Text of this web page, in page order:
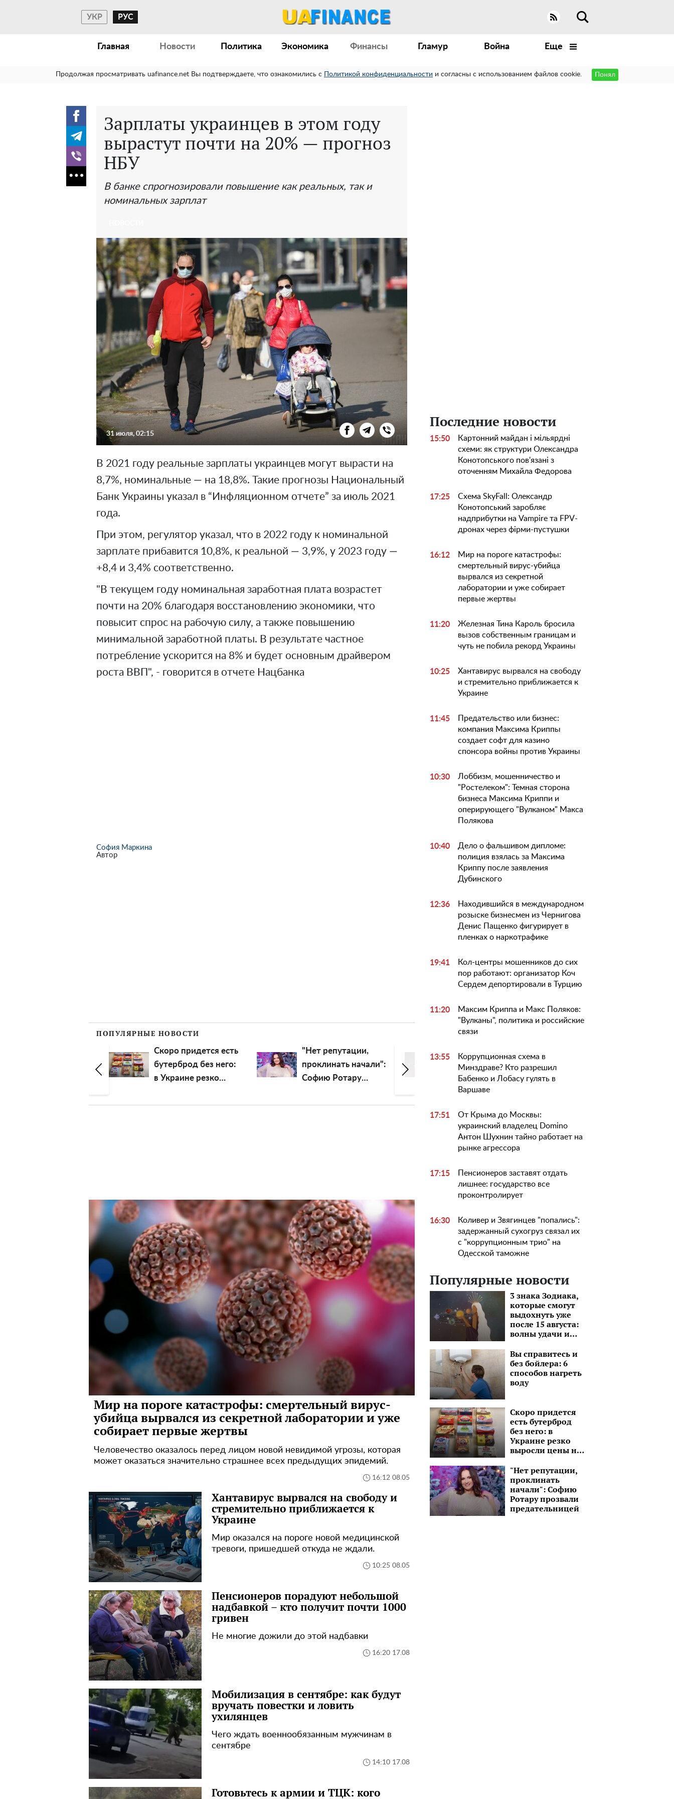
УКР РУС
Главная Новости Политика Экономика Финансы Гламур Война Еще
Продолжая просматривать uafinance.net Вы подтверждаете, что ознакомились с Политикой конфиденциальности и согласны с использованием файлов cookie. Понял
Зарплаты украинцев в этом году
вырастут почти на 20% — прогноз
НБУ
В банке спрогнозировали повышение как реальных, так и
номинальных зарплат
31 июля, 02:15
В 2021 году реальные зарплаты украинцев могут вырасти на
8,7%, номинальные — на 18,8%. Такие прогнозы Национальный
Банк Украины указал в “Инфляционном отчете” за июль 2021
года.
При этом, регулятор указал, что в 2022 году к номинальной
зарплате прибавится 10,8%, к реальной — 3,9%, у 2023 году —
+8,4 и 3,4% соответственно.
"В текущем году номинальная заработная плата возрастет
почти на 20% благодаря восстановлению экономики, что
повысит спрос на рабочую силу, а также повышению
минимальной заработной платы. В результате частное
потребление ускорится на 8% и будет основным драйвером
роста ВВП", - говорится в отчете Нацбанка
София Маркина
Автор
ПОПУЛЯРНЫЕ НОВОСТИ
"Нет репутации,
проклинать начали":
Софию Ротару
предательницей
3 знака Зодиака,
которые смогут
выдохнуть уже после
удачи и моря
бойлера: 6 способов
нагреть воду
Мир на пороге катастрофы: смертельный вирус-
убийца вырвался из секретной лаборатории и уже
собирает первые жертвы
Человечество оказалось перед лицом новой невидимой угрозы, которая
может оказаться значительно страшнее всех предыдущих эпидемий.
16:12 08.05
Хантавирус вырвался на свободу и
стремительно приближается к
Украине
Мир оказался на пороге новой медицинской
тревоги, пришедшей откуда не ждали.
10:25 08.05
Пенсионеров порадуют небольшой
надбавкой – кто получит почти 1000
гривен
Не многие дожили до этой надбавки
16:20 17.08
Мобилизация в сентябре: как будут
вручать повестки и ловить
ухилянцев
Чего ждать военнообязанным мужчинам в
сентябре
14:10 17.08
Готовьтесь к армии и ТЦК: кого
Последние новости
15:50
Картонний майдан і мільярдні
схеми: як структури Олександра
Конотопського пов'язані з
оточенням Михайла Федорова
17:25
Схема SkyFall: Олександр
Конотопський заробляє
надприбутки на Vampire та FPV-
дронах через фірми-пустушки
16:12
Мир на пороге катастрофы:
смертельный вирус-убийца
вырвался из секретной
лаборатории и уже собирает
первые жертвы
11:20
Железная Тина Кароль бросила
вызов собственным границам и
чуть не побила рекорд Украины
10:25
Хантавирус вырвался на свободу
и стремительно приближается к
Украине
11:45
Предательство или бизнес:
компания Максима Криппы
создает софт для казино
спонсора войны против Украины
10:30
Лоббизм, мошенничество и
"Ростелеком": Темная сторона
бизнеса Максима Криппи и
оперирующего "Вулканом" Макса
Полякова
10:40
Дело о фальшивом дипломе:
полиция взялась за Максима
Криппу после заявления
Дубинского
12:36
Находившийся в международном
розыске бизнесмен из Чернигова
Денис Пащенко фигурирует в
пленках о наркотрафике
19:41
Кол-центры мошенников до сих
пор работают: организатор Коч
Сердем депортировали в Турцию
11:20
Максим Криппа и Макс Поляков:
"Вулканы", политика и российские
связи
13:55
Коррупционная схема в
Минздраве? Кто разрешил
Бабенко и Лобасу гулять в
Варшаве
17:51
От Крыма до Москвы:
украинский владелец Domino
Антон Шухнин тайно работает на
рынке агрессора
17:15
Пенсионеров заставят отдать
лишнее: государство все
проконтролирует
16:30
Коливер и Звягинцев "попались":
задержанный сухогруз связал их
с "коррупционным трио" на
Одесской таможне
Популярные новости
3 знака Зодиака,
которые смогут
выдохнуть уже
после 15 августа:
волны удачи и
Вы справитесь и
без бойлера: 6
способов нагреть
воду
Скоро придется
есть бутерброд
без него: в
Украине резко
выросли цены на
"Нет репутации,
проклинать
начали": Софию
Ротару прозвали
предательницей